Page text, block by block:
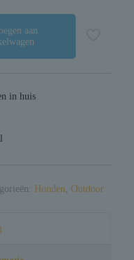
aan
in huis
Honden Outdoor